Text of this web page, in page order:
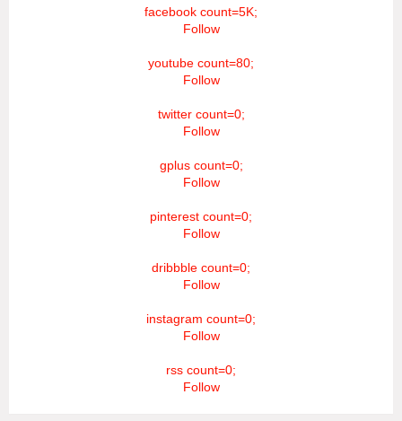
facebook count=5K;
Follow
youtube count=80;
Follow
twitter count=0;
Follow
gplus count=0;
Follow
pinterest count=0;
Follow
dribbble count=0;
Follow
instagram count=0;
Follow
rss count=0;
Follow